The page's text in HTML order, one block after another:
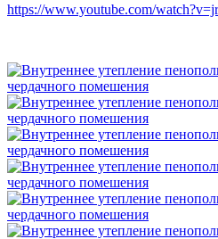
https://www.youtube.com/